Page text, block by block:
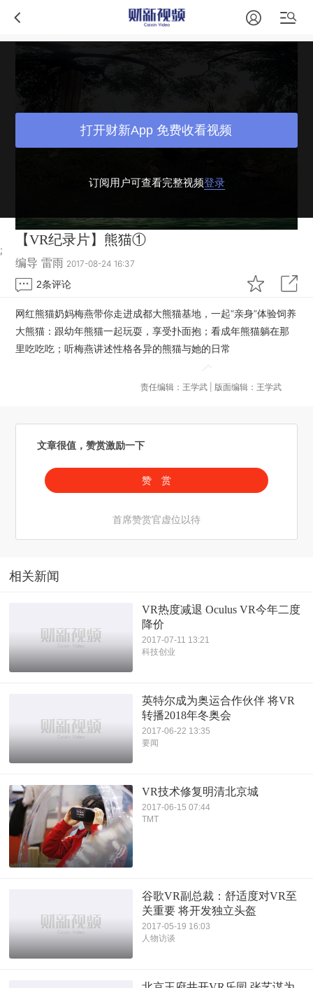
;
订阅用户可查看完整视频登录
打开财新App 免费收看视频
【VR纪录片】熊猫①
编导 雷雨 2017-08-24 16:37
2条评论
网红熊猫奶妈梅燕带你走进成都大熊猫基地，一起“亲身”体验饲养
大熊猫：跟幼年熊猫一起玩耍，享受扑面抱；看成年熊猫躺在那
里吃吃吃；听梅燕讲述性格各异的熊猫与她的日常
责任编辑：王学武 | 版面编辑：王学武
文章很值，赞赏激励一下
赞 赏
首席赞赏官虚位以待
相关新闻
VR热度减退 Oculus VR今年二度
降价
2017-07-11 13:21
科技创业
英特尔成为奥运合作伙伴 将VR
转播2018年冬奥会
2017-06-22 13:35
要闻
VR技术修复明清北京城
2017-06-15 07:44
TMT
谷歌VR副总裁：舒适度对VR至
关重要 将开发独立头盔
2017-05-19 16:03
人物访谈